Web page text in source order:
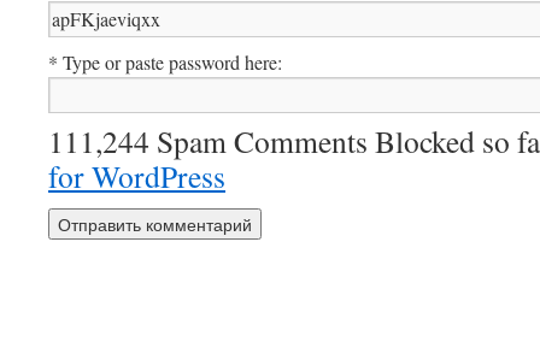
* Type or paste password here:
111,244 Spam Comments Blocked so
for WordPress